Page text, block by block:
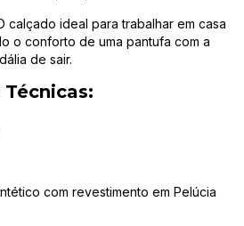
calçado ideal para trabalhar em casa
o conforto de uma pantufa com a
de sair.
com revestimento em Pelúcia